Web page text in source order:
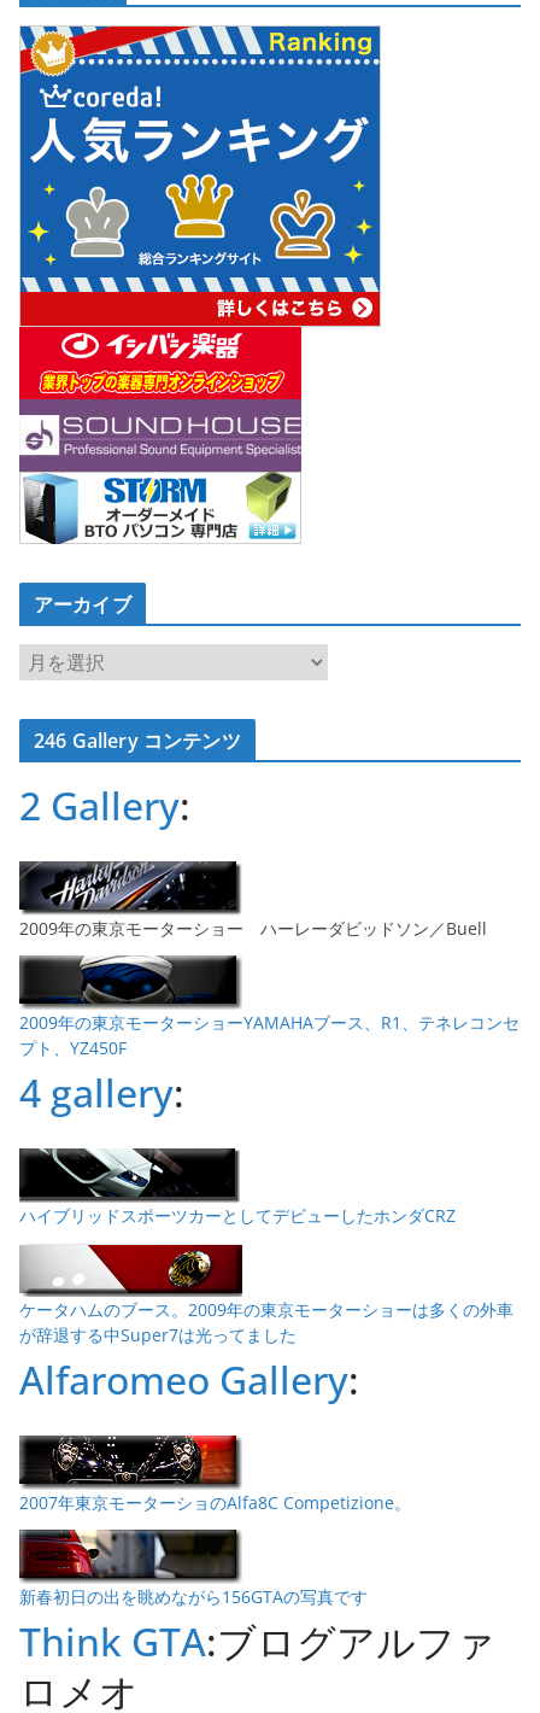
アーカイブ
ア
ー
カ
イ246 Gallery コンテンツ
2 Gallery:
2009年の東京モーターショー ハーレーダビッドソン／Buell
2009年の東京モーターショーYAMAHAブース、R1、テネレコンセ
プト、YZ450F
4 gallery:
ハイブリッドスポーツカーとしてデビューしたホンダCRZ
ケータハムのブース。2009年の東京モーターショーは多くの外車
が辞退する中Super7は光ってました
Alfaromeo Gallery:
2007年東京モーターショのAlfa8C Competizione。
新春初日の出を眺めながら156GTAの写真です
Think GTA:ブログアルファ
ロメオ